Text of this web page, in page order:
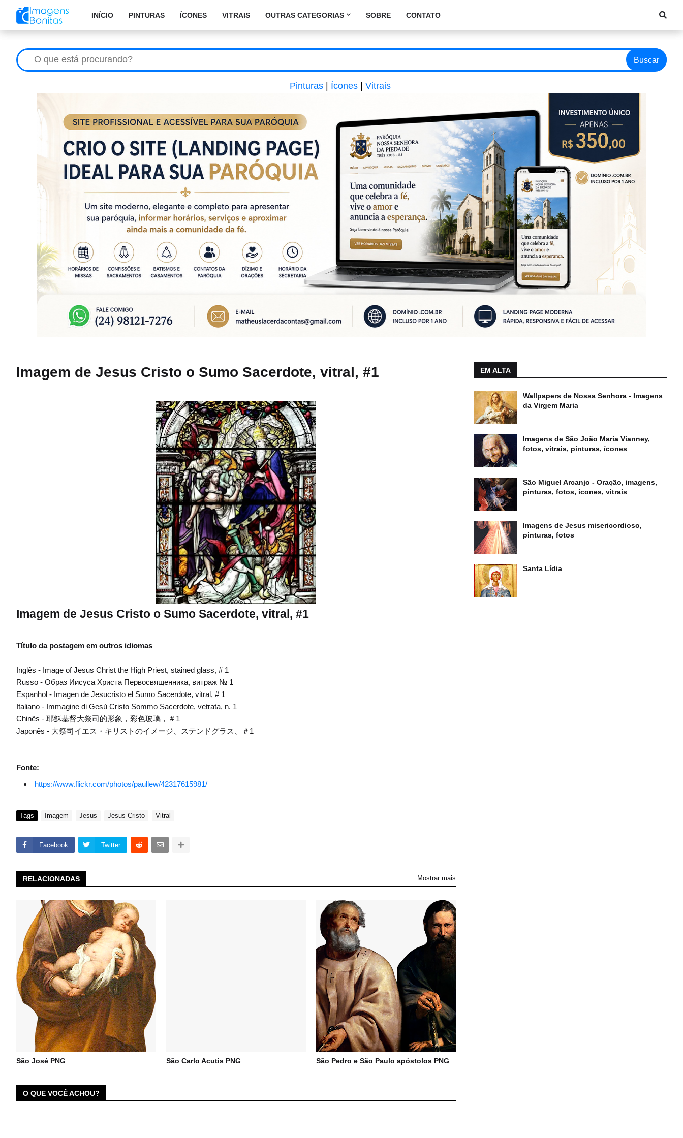
INÍCIO PINTURAS ÍCONES VITRAIS OUTRAS CATEGORIAS SOBRE CONTATO
Buscar
Pinturas Ícones Vitrais
Imagem de Jesus Cristo o Sumo Sacerdote, vitral, #1
Imagem de Jesus Cristo o Sumo Sacerdote, vitral, #1
Título da postagem em outros idiomas
Inglês - Image of Jesus Christ the High Priest, stained glass, # 1
Russo - Образ Иисуса Христа Первосвященника, витраж № 1
Espanhol - Imagen de Jesucristo el Sumo Sacerdote, vitral, # 1
Italiano - Immagine di Gesù Cristo Sommo Sacerdote, vetrata, n. 1
Chinês - 耶穌基督大祭司的形象，彩色玻璃，＃1
Japonês - 大祭司イエス・キリストのイメージ、ステンドグラス、＃1
Fonte:
https://www.flickr.com/photos/paullew/42317615981/
Tags Imagem Jesus Jesus Cristo Vitral
Facebook Twitter
RELACIONADAS Mostrar mais
São José PNG São Carlo Acutis PNG São Pedro e São Paulo apóstolos PNG
O QUE VOCÊ ACHOU?
EM ALTA
Wallpapers de Nossa Senhora - Imagens
da Virgem Maria
Imagens de São João Maria Vianney,
fotos, vitrais, pinturas, ícones
São Miguel Arcanjo - Oração, imagens,
pinturas, fotos, ícones, vitrais
Imagens de Jesus misericordioso,
pinturas, fotos
Santa Lídia